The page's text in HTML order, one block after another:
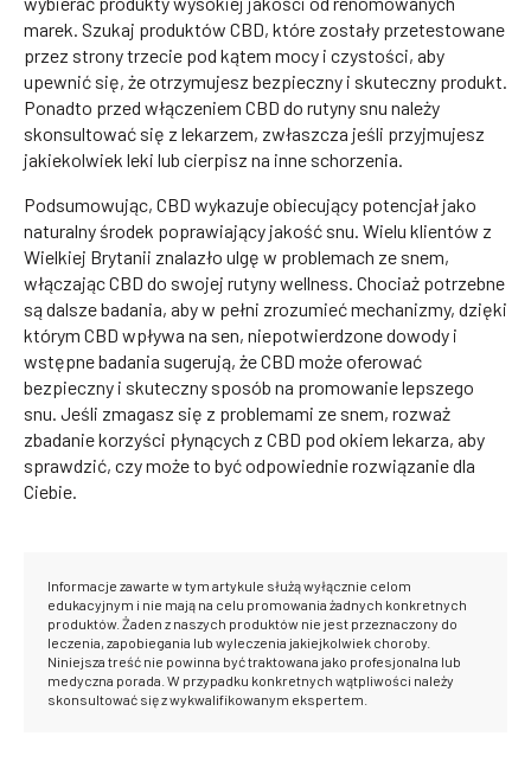
marek. Szukaj produktów CBD, które zostały przetestowane
przez strony trzecie pod kątem mocy i czystości, aby
upewnić się, że otrzymujesz bezpieczny i skuteczny produkt.
Ponadto przed włączeniem CBD do rutyny snu należy
skonsultować się z lekarzem, zwłaszcza jeśli przyjmujesz
jakiekolwiek leki lub cierpisz na inne schorzenia.
Podsumowując, CBD wykazuje obiecujący potencjał jako
naturalny środek poprawiający jakość snu. Wielu klientów z
Wielkiej Brytanii znalazło ulgę w problemach ze snem,
włączając CBD do swojej rutyny wellness. Chociaż potrzebne
są dalsze badania, aby w pełni zrozumieć mechanizmy, dzięki
którym CBD wpływa na sen, niepotwierdzone dowody i
wstępne badania sugerują, że CBD może oferować
bezpieczny i skuteczny sposób na promowanie lepszego
snu. Jeśli zmagasz się z problemami ze snem, rozważ
zbadanie korzyści płynących z CBD pod okiem lekarza, aby
sprawdzić, czy może to być odpowiednie rozwiązanie dla
Ciebie.
Informacje zawarte w tym artykule służą wyłącznie celom
edukacyjnym i nie mają na celu promowania żadnych konkretnych
produktów. Żaden z naszych produktów nie jest przeznaczony do
leczenia, zapobiegania lub wyleczenia jakiejkolwiek choroby.
Niniejsza treść nie powinna być traktowana jako profesjonalna lub
medyczna porada. W przypadku konkretnych wątpliwości należy
skonsultować się z wykwalifikowanym ekspertem.